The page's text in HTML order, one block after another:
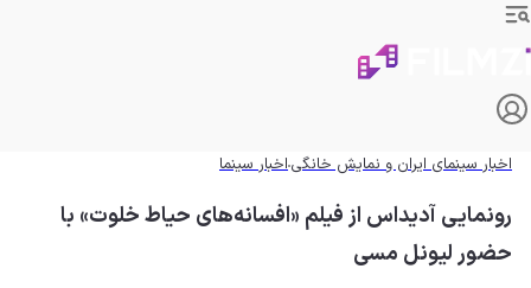
اخبار سینمای ایران و نمایش خانگیاخبار سینما
رونمایی آدیداس از فیلم «افسانه‌های حیاط خلوت» با
حضور لیونل مسی